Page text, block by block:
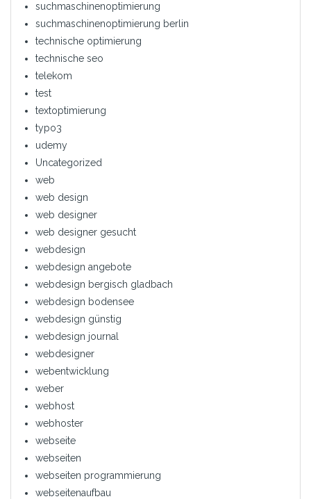
suchmaschinenoptimierung
suchmaschinenoptimierung berlin
technische optimierung
technische seo
telekom
test
textoptimierung
typo3
udemy
Uncategorized
web
web design
web designer
web designer gesucht
webdesign
webdesign angebote
webdesign bergisch gladbach
webdesign bodensee
webdesign günstig
webdesign journal
webdesigner
webentwicklung
weber
webhost
webhoster
webseite
webseiten
webseiten programmierung
webseitenaufbau